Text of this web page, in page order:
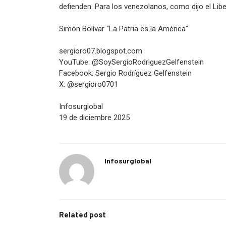
defienden. Para los venezolanos, como dijo el
Simón Bolívar “La Patria es la América”
sergioro07.blogspot.com
YouTube: @SoySergioRodriguezGelfenstein
Facebook: Sergio Rodríguez Gelfenstein
X: @sergioro0701
Infosurglobal
19 de diciembre 2025
Infosurglobal
Related post